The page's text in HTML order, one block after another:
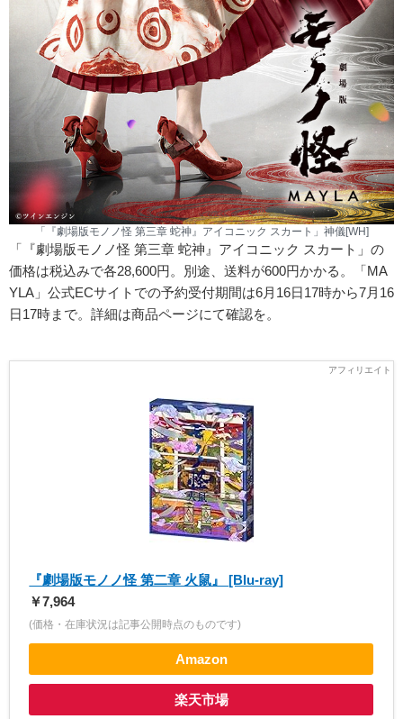
「『劇場版モノノ怪 第三章 蛇神』アイコニック スカート」神儀[WH]
「『劇場版モノノ怪 第三章 蛇神』アイコニック スカート」の
価格は税込みで各28,600円。別途、送料が600円かかる。「MA
YLA」公式ECサイトでの予約受付期間は6月16日17時から7月16
日17時まで。詳細は商品ページにて確認を。
『劇場版モノノ怪 第二章 火鼠』 [Blu-ray]
￥7,964
(価格・在庫状況は記事公開時点のものです)
Amazon
楽天市場